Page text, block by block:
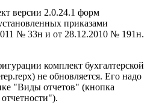
версии 2.0.24.1 форм
приказами
№ 33н и от 28.12.2010 № 191н.
комплект бухгалтерской
не обновляется. Его надо
"Виды отчетов" (кнопка